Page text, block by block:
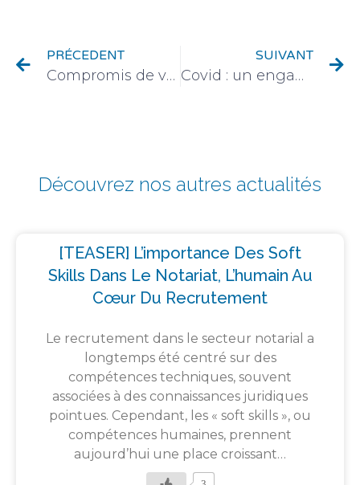
PRÉCEDENT
Compromis de vente et promesse de vente : les différences
SUIVANT
Covid : un engagement exceptionnel du monde associatif, mais après ?
Découvrez nos autres actualités
[TEASER] L’importance Des Soft
Skills Dans Le Notariat, L’humain Au
Cœur Du Recrutement
Le recrutement dans le secteur notarial a
longtemps été centré sur des
compétences techniques, souvent
associées à des connaissances juridiques
pointues. Cependant, les « soft skills », ou
compétences humaines, prennent
aujourd’hui une place croissant…